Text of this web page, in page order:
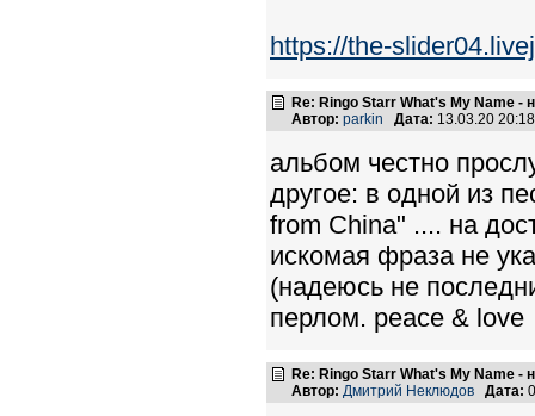
https://the-
Re: Ringo Starr What's My Name
Автор: parkin Дата: 13.03.20
альбом честно
другое: в одной из
from China" .... на
искомая фраза не
(надеюсь не
перлом. peace & love
Re: Ringo Starr What's My Name
Автор: Дмитрий Неклюдов Дата: